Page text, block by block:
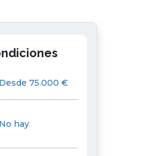
Desde 75.000 €
No hay